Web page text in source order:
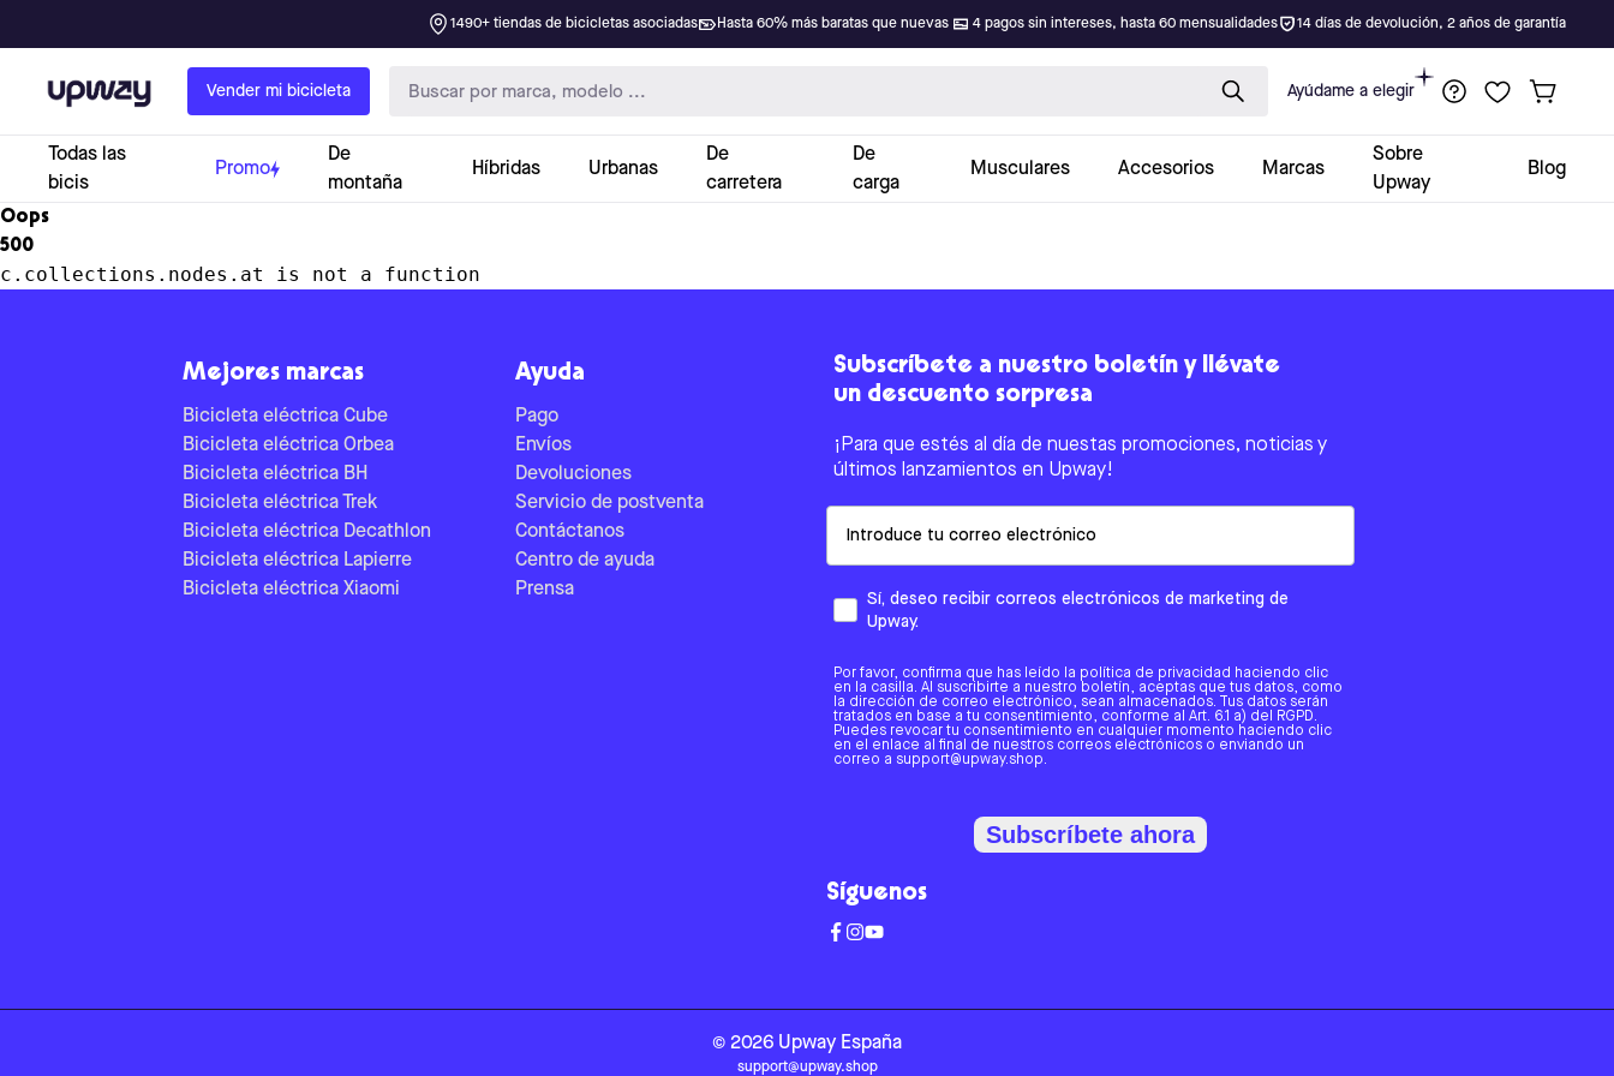
1490+ tiendas de bicicletas asociadas Hasta 60% más baratas que nuevas 4 pagos sin intereses, hasta 60 mensualidades 14 días de devolución, 2 años de garantía
Upway Vender mi bicicleta Ayúdame a elegir
Todas las
bicis
Promo
De
montaña
Híbridas Urbanas
De
carretera
De
carga
Musculares Accesorios Marcas
Sobre
Upway
Blog
Oops
500
c.collections.nodes.at is not a function
Mejores marcas
Bicicleta eléctrica Cube
Bicicleta eléctrica Orbea
Bicicleta eléctrica BH
Bicicleta eléctrica Trek
Bicicleta eléctrica Decathlon
Bicicleta eléctrica Lapierre
Bicicleta eléctrica Xiaomi
Ayuda
Pago
Envíos
Devoluciones
Servicio de postventa
Contáctanos
Centro de ayuda
Prensa
Subscríbete a nuestro boletín y llévate
un descuento sorpresa
¡Para que estés al día de nuestas promociones, noticias y
últimos lanzamientos en Upway!
Sí, deseo recibir correos electrónicos de marketing de
Upway.
Por favor, confirma que has leído la política de privacidad haciendo clic
en la casilla. Al suscribirte a nuestro boletín, aceptas que tus datos, como
la dirección de correo electrónico, sean almacenados. Tus datos serán
tratados en base a tu consentimiento, conforme al Art. 6.1 a) del RGPD.
Puedes revocar tu consentimiento en cualquier momento haciendo clic
en el enlace al final de nuestros correos electrónicos o enviando un
correo a support@upway.shop.
Subscríbete ahora
Síguenos
© 2026 Upway España
support@upway.shop